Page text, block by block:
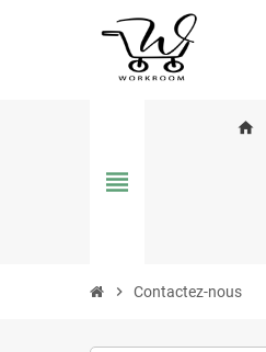
view_headline
home
chevron_right Contactez-nous